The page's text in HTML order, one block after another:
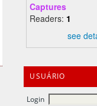
Captures
Readers: 1
see
USUÁRIO
Login